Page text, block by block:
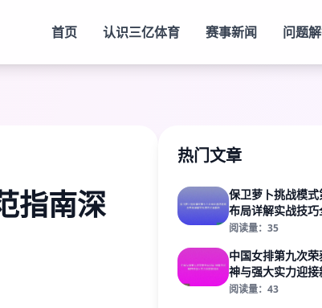
首页 认识三亿体育 赛事新闻 问题
指南深
热门文章
保卫萝卜挑战模
布局详解实战技
阅读量：35
中国女排第九次
神与强大实力迎接
阅读量：43